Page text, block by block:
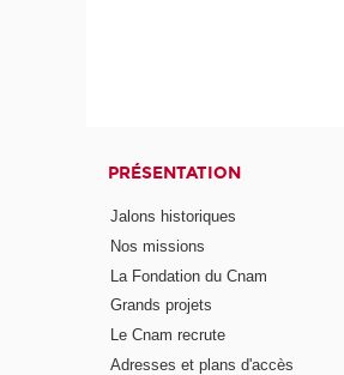
PRÉSENTATION
Jalons historiques
Nos missions
La Fondation du Cnam
Grands projets
Le Cnam recrute
Adresses et plans d'accès